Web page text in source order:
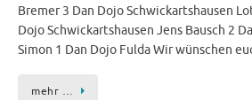
Bremer 3 Dan Dojo Schwickartshausen
Dojo Schwickartshausen Jens Bausch 2
Simon 1 Dan Dojo Fulda Wir wünschen
mehr …